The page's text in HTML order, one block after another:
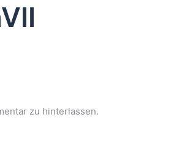
zu hinterlassen.